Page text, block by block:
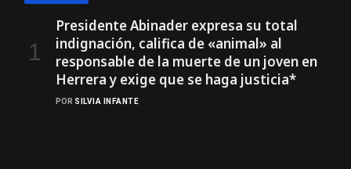
Presidente Abinader expresa su total
indignación, califica de «animal» al
responsable de la muerte de un joven en
Herrera y exige que se haga justicia*
POR SILVIA INFANTE